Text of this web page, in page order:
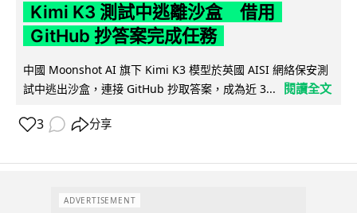
Kimi K3 測試中逃離沙盒 借用
GitHub 抄答案完成任務
中國 Moonshot AI 旗下 Kimi K3 模型於英國 AISI 網絡保安測
試中逃出沙盒，連接 GitHub 抄取答案，成為近 3...
閱讀全文
3 分享
ADVERTISEMENT